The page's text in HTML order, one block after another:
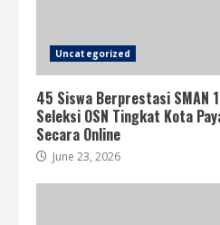
Uncategorized
45 Siswa Berprestasi SMAN
Seleksi OSN Tingkat Kota
Secara Online
June 23, 2026